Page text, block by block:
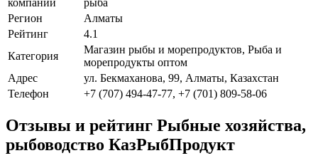
Регион
Алматы
Рейтинг
4.1
Категория
Магазин рыбы и морепродуктов, Рыба и
морепродукты оптом
Адрес
ул. Бекмаханова, 99, Алматы, Казахстан
Телефон
+7 (707) 494-47-77, +7 (701) 809-58-06
Отзывы и рейтинг Рыбные хозяйства,
рыбоводство КазРыбПродукт